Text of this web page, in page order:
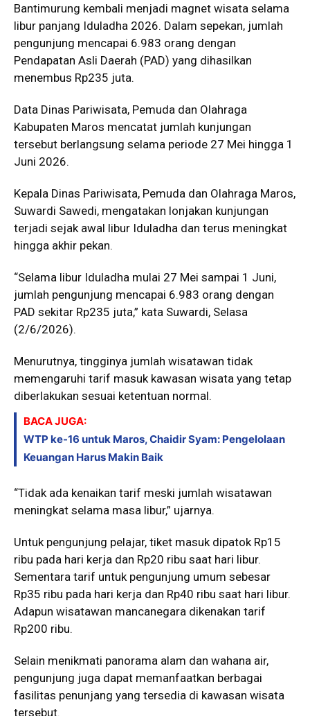
Bantimurung kembali menjadi magnet wisata selama
libur panjang Iduladha 2026. Dalam sepekan, jumlah
pengunjung mencapai 6.983 orang dengan
Pendapatan Asli Daerah (PAD) yang dihasilkan
menembus Rp235 juta.
Data Dinas Pariwisata, Pemuda dan Olahraga
Kabupaten Maros mencatat jumlah kunjungan
tersebut berlangsung selama periode 27 Mei hingga 1
Juni 2026.
Kepala Dinas Pariwisata, Pemuda dan Olahraga Maros,
Suwardi Sawedi, mengatakan lonjakan kunjungan
terjadi sejak awal libur Iduladha dan terus meningkat
hingga akhir pekan.
“Selama libur Iduladha mulai 27 Mei sampai 1 Juni,
jumlah pengunjung mencapai 6.983 orang dengan
PAD sekitar Rp235 juta,” kata Suwardi, Selasa
(2/6/2026).
Menurutnya, tingginya jumlah wisatawan tidak
memengaruhi tarif masuk kawasan wisata yang tetap
diberlakukan sesuai ketentuan normal.
BACA JUGA:
WTP ke-16 untuk Maros, Chaidir Syam: Pengelolaan
Keuangan Harus Makin Baik
“Tidak ada kenaikan tarif meski jumlah wisatawan
meningkat selama masa libur,” ujarnya.
Untuk pengunjung pelajar, tiket masuk dipatok Rp15
ribu pada hari kerja dan Rp20 ribu saat hari libur.
Sementara tarif untuk pengunjung umum sebesar
Rp35 ribu pada hari kerja dan Rp40 ribu saat hari libur.
Adapun wisatawan mancanegara dikenakan tarif
Rp200 ribu.
Selain menikmati panorama alam dan wahana air,
pengunjung juga dapat memanfaatkan berbagai
fasilitas penunjang yang tersedia di kawasan wisata
tersebut.